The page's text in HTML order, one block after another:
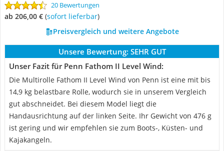
20 Bewertungen
ab 206,00 € ( Sofort lieferbar)
Preisvergleich und weitere Angebote
Unsere Bewertung: SEHR GUT
Unser Fazit für Penn Fathom II Level Wind:
Die Multirolle Fathom II Level Wind von Penn ist eine mit bis
14,9 kg belastbare Rolle, wodurch sie in unserem Vergleich
gut abschneidet. Bei diesem Model liegt die
Handausrichtung auf der linken Seite. Ihr Gewicht von 476 g
ist gering und wir empfehlen sie zum Boots-, Küsten- und
Kajakangeln.